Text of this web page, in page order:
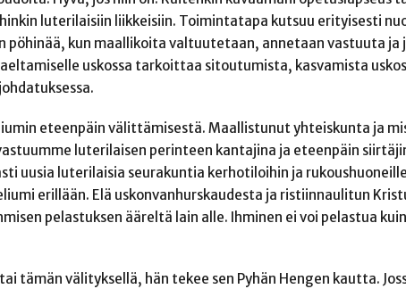
luterilaisiin liikkeisiin. Toimintatapa kutsuu erityisesti
pöhinää, kun maallikoita valtuutetaan, annetaan vastuuta
uskossa tarkoittaa sitoutumista, kasvamista
eteenpäin välittämisestä. Maallistunut yhteiskunta ja
luterilaisen perinteen kantajina ja eteenpäin
uusia luterilaisia seurakuntia kerhotiloihin ja
erillään. Elä uskonvanhurskaudesta ja ristiinnaulitun
pelastuksen ääreltä lain alle. Ihminen ei voi pelastua
tämän välityksellä, hän tekee sen Pyhän Hengen kautta.